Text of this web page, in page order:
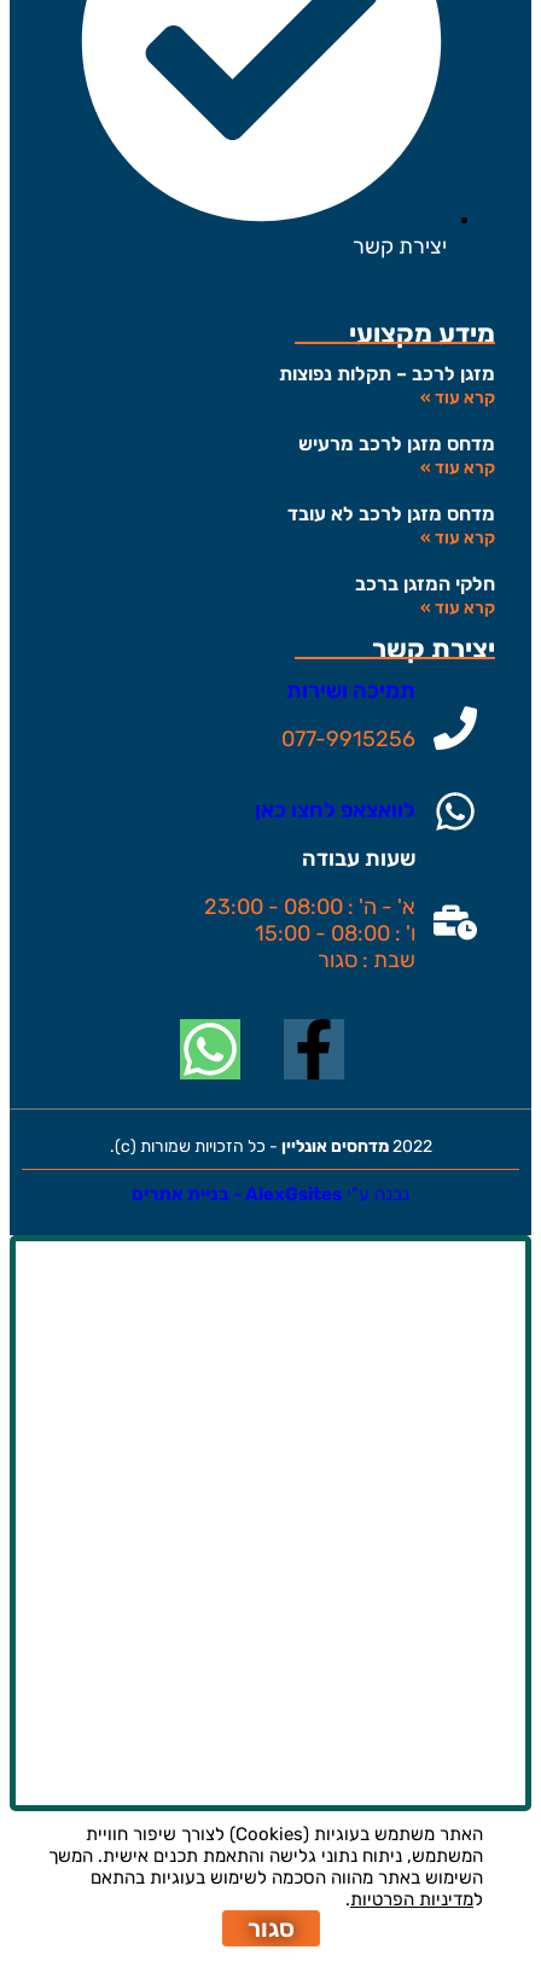
יצירת קשר
מידע מקצועי
מזגן לרכב – תקלות נפוצות
קרא עוד »
מדחס מזגן לרכב מרעיש
קרא עוד »
מדחס מזגן לרכב לא עובד
קרא עוד »
חלקי המזגן ברכב
קרא עוד »
יצירת קשר
תמיכה ושירות
077-9915256
לוואצאפ לחצו כאן
שעות עבודה
א' - ה' : 08:00 - 23:00
ו' : 08:00 - 15:00
שבת : סגור
נבנה ע"יAlexGsites - בניית אתרים
2022מדחסים אונליין- כל הזכויות שמורות (c).
האתר משתמש בעוגיות (Cookies) לצורך שיפור חוויית
המשתמש, ניתוח נתוני גלישה והתאמת תכנים אישית. המשך
השימוש באתר מהווה הסכמה לשימוש בעוגיות בהתאם
מדיניות הפרטיות.
סגור